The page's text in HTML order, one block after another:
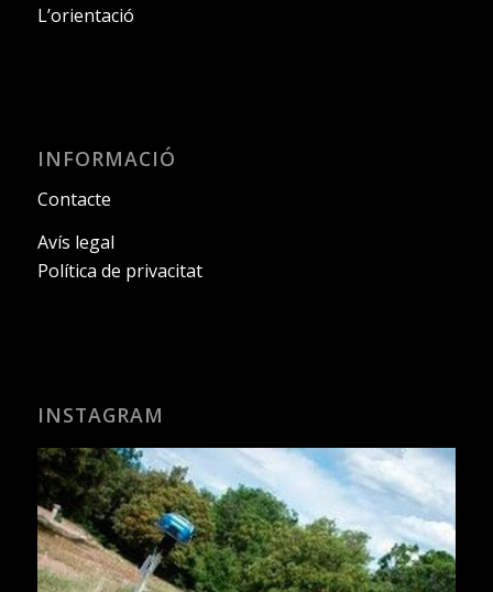
L’orientació
INFORMACIÓ
Contacte
Avís legal
Política de privacitat
INSTAGRAM